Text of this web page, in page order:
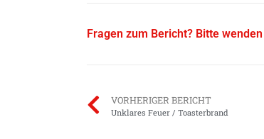
Fragen zum Bericht? Bitte
VORHERIGER BERICHT
Unklares Feuer / Toasterbrand